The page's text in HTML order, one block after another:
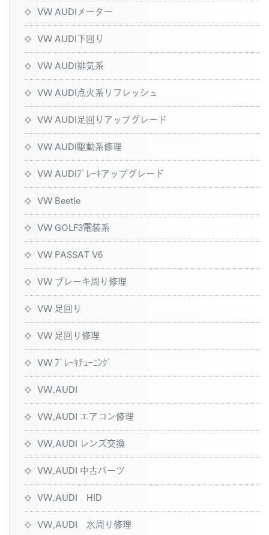
VW AUDIメーター
VW AUDI下回り
VW AUDI排気系
VW AUDI点火系リフレッシュ
VW AUDI足回りアップグレード
VW AUDI駆動系修理
VW AUDIﾌﾞﾚｰｷアップグレード
VW Beetle
VW GOLF3電装系
VW PASSAT V6
VW ブレーキ周り修理
VW 足回り
VW 足回り修理
VW ﾌﾞﾚｰｷﾁｭｰﾆﾝｸﾞ
VW,AUDI
VW,AUDI エアコン修理
VW,AUDI レンズ交換
VW,AUDI 中古パーツ
VW,AUDI HID
VW,AUDI 水周り修理